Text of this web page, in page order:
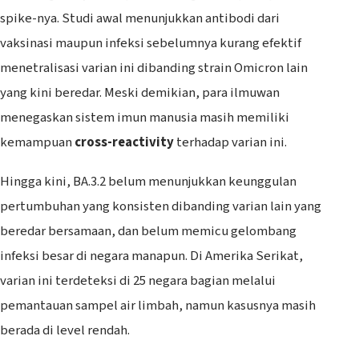
spike-nya. Studi awal menunjukkan antibodi dari
vaksinasi maupun infeksi sebelumnya kurang efektif
menetralisasi varian ini dibanding strain Omicron lain
yang kini beredar. Meski demikian, para ilmuwan
menegaskan sistem imun manusia masih memiliki
kemampuancross-reactivityterhadap varian ini.
‎Hingga kini, BA.3.2 belum menunjukkan keunggulan
pertumbuhan yang konsisten dibanding varian lain yang
beredar bersamaan, dan belum memicu gelombang
infeksi besar di negara manapun. Di Amerika Serikat,
varian ini terdeteksi di 25 negara bagian melalui
pemantauan sampel air limbah, namun kasusnya masih
berada di level rendah.